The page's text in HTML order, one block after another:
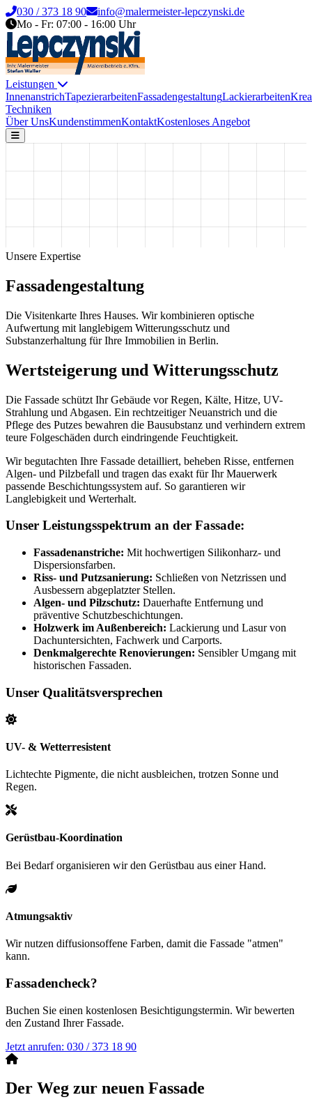
030 / 373 18 90
info@malermeister-lepczynski.de
Mo - Fr: 07:00 - 16:00 Uhr
Leistungen
InnenanstrichTapezierarbeitenFassadengestaltungLackierarbeiten
Techniken
Über UnsKundenstimmenKontaktKostenloses Angebot
Unsere Expertise
Fassadengestaltung
Die Visitenkarte Ihres Hauses. Wir kombinieren optische
Aufwertung mit langlebigem Witterungsschutz und
Substanzerhaltung für Ihre Immobilien in Berlin.
Wertsteigerung und Witterungsschutz
Die Fassade schützt Ihr Gebäude vor Regen, Kälte, Hitze, UV-
Strahlung und Abgasen. Ein rechtzeitiger Neuanstrich und die
Pflege des Putzes bewahren die Bausubstanz und verhindern extrem
teure Folgeschäden durch eindringende Feuchtigkeit.
Wir begutachten Ihre Fassade detailliert, beheben Risse, entfernen
Algen- und Pilzbefall und tragen das exakt für Ihr Mauerwerk
passende Beschichtungssystem auf. So garantieren wir
Langlebigkeit und Werterhalt.
Unser Leistungsspektrum an der Fassade:
Fassadenanstriche: Mit hochwertigen Silikonharz- und
Dispersionsfarben.
Riss- und Putzsanierung: Schließen von Netzrissen und
Ausbessern abgeplatzter Stellen.
Algen- und Pilzschutz: Dauerhafte Entfernung und
präventive Schutzbeschichtungen.
Holzwerk im Außenbereich: Lackierung und Lasur von
Dachuntersichten, Fachwerk und Carports.
Denkmalgerechte Renovierungen: Sensibler Umgang mit
historischen Fassaden.
Unser Qualitätsversprechen
UV- & Wetterresistent
Lichtechte Pigmente, die nicht ausbleichen, trotzen Sonne und
Regen.
Gerüstbau-Koordination
Bei Bedarf organisieren wir den Gerüstbau aus einer Hand.
Atmungsaktiv
Wir nutzen diffusionsoffene Farben, damit die Fassade "atmen"
kann.
Fassadencheck?
Buchen Sie einen kostenlosen Besichtigungstermin. Wir bewerten
den Zustand Ihrer Fassade.
Jetzt anrufen: 030 / 373 18 90
Der Weg zur neuen Fassade